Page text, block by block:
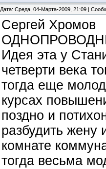
Дата: Среда, 04-Марта-2009, 21:09 |
Сергей Хромов
Идея эта у
четверти века
тогда еще
курсах
поздно и
разбудить жену
комнате
тогда весьма